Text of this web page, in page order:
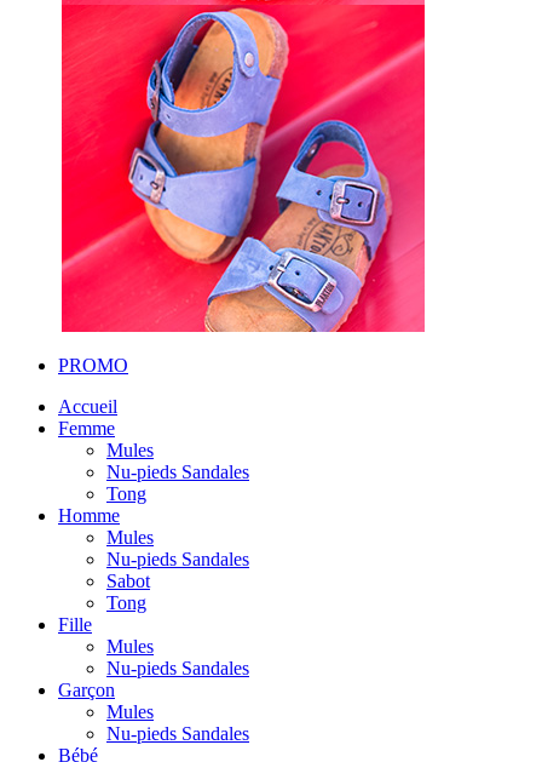
PROMO
Accueil
Femme
Mules
Nu-pieds Sandales
Tong
Homme
Mules
Nu-pieds Sandales
Sabot
Tong
Fille
Mules
Nu-pieds Sandales
Garçon
Mules
Nu-pieds Sandales
Bébé